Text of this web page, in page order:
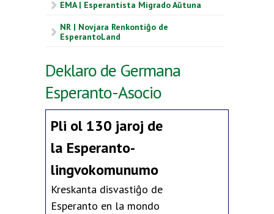
EMA | Esperantista Migrado Aŭtuna
NR | Novjara Renkontiĝo de
EsperantoLand
Deklaro de Germana
Esperanto-Asocio
Pli ol 130 jaroj de
la Esperanto-
lingvokomunumo
Kreskanta disvastiĝo de
Esperanto en la mondo